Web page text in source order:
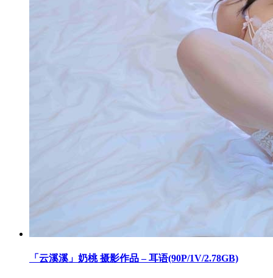
「云溪溪」奶桃 摄影作品 – 耳语(90P/1V/2.78GB)